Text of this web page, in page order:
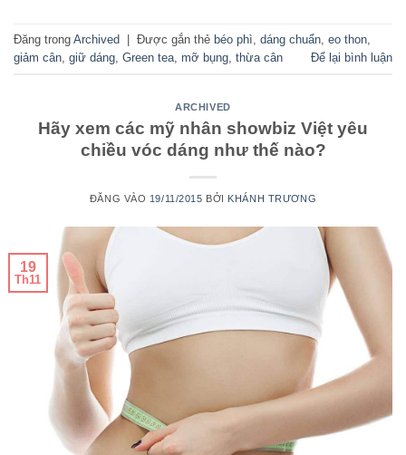
Đăng trong Archived | Được gắn thẻ béo phì dáng chuẩn eo thon
giảm cân giữ dáng Green tea mỡ bụng thừa cân Để lại bình luận
ARCHIVED
Hãy xem các mỹ nhân showbiz Việt yêu
chiều vóc dáng như thế nào?
ĐĂNG VÀO 19/11/2015 BỞI KHÁNH TRƯƠNG
19
Th11